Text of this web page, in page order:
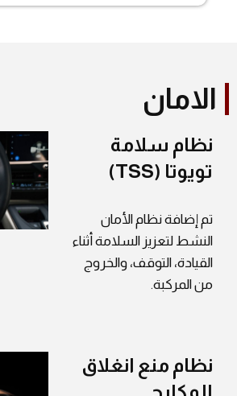
الامان
نظام سلامة
تويوتا (TSS)
تم إضافة نظام الأمان
النشط لتعزيز السلامة أثناء
القيادة، التوقف، والخروج
من المركبة.
نظام منع انغلاق